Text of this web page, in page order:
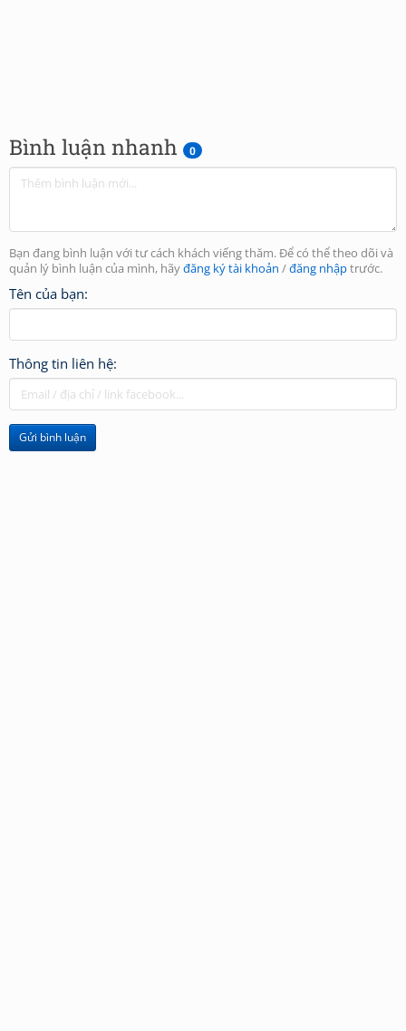
Bình luận nhanh 0
Bạn đang bình luận với tư cách khách viếng thăm. Để có thể theo dõi và
quản lý bình luận của mình, hãyđăng ký tài khoản /đăng nhậptrước.
Tên của bạn:
Thông tin liên hệ:
Gửi bình luận